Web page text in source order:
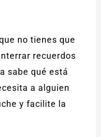
no tienes que
recuerdos
sabe qué está
a alguien
y facilite la